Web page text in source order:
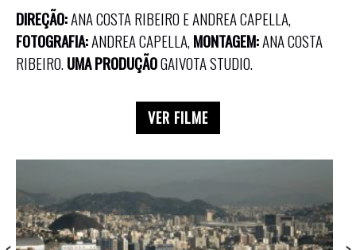
DIREÇÃO:ANA COSTA RIBEIRO E ANDREA CAPELLA,
FOTOGRAFIA:ANDREA CAPELLA, MONTAGEM:ANA COSTA
RIBEIRO. UMA PRODUÇÃOGAIVOTA STUDIO.
VER FILME